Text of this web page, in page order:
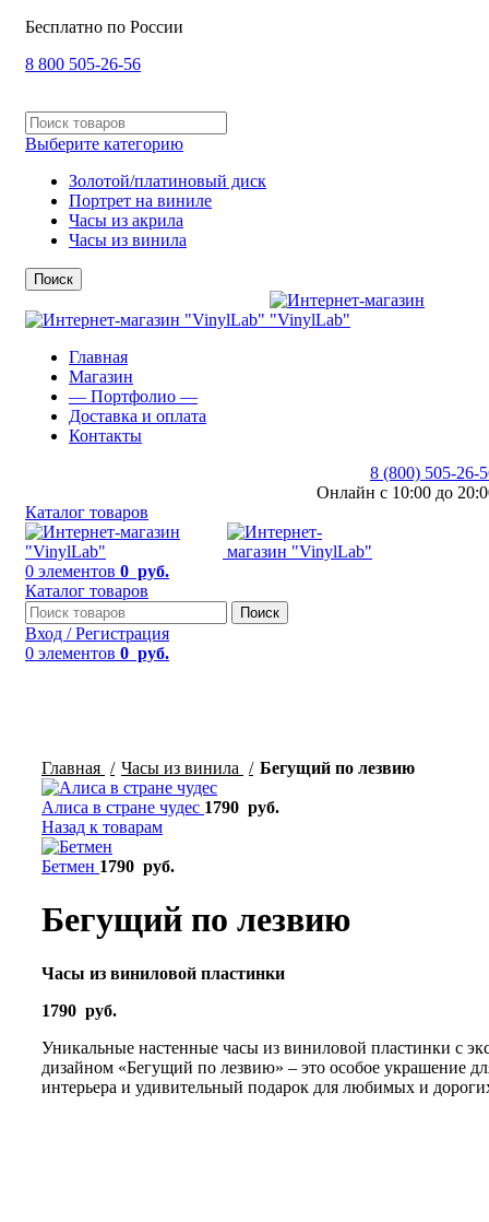
Бесплатно по России
8 800 505-26-56
Выберите категорию
Золотой/платиновый диск
Портрет на виниле
Часы из акрила
Часы из винила
Поиск
Главная
Магазин
— Портфолио —
Доставка и оплата
Контакты
8 (800) 505-26-
Онлайн с 10:00 до
Каталог товаров
0 элементов 0 руб.
Каталог товаров
Поиск
Вход / Регистрация
0 элементов 0 руб.
Главная
Часы из винила Бегущий по лезвию
Алиса в стране чудес 1790 руб.
Назад к товарам
Бетмен 1790 руб.
Бегущий по лезвию
Часы из виниловой пластинки
1790 руб.
Уникальные настенные часы из виниловой пластинки с
дизайном «Бегущий по лезвию» – это особое украшение
интерьера и удивительный подарок для любимых и